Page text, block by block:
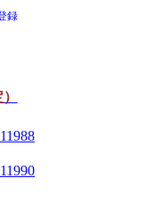
録